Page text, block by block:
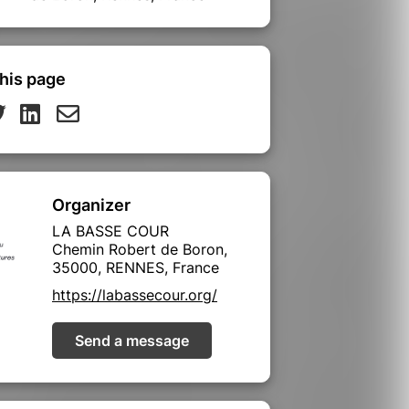
page
Organizer
LA BASSE COUR
Chemin Robert de Boron,
35000, RENNES, France
https://labassecour.org/
Send a message